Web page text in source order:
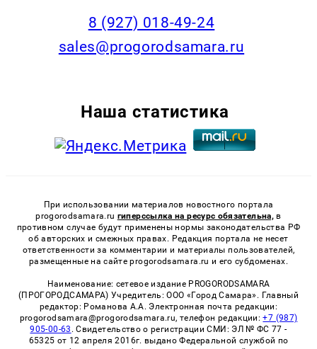
8 (927) 018-49-24
sales@progorodsamara.ru
Наша статистика
При использовании материалов новостного портала
progorodsamara.ru гиперссылка на ресурс обязательна, в
противном случае будут применены нормы законодательства РФ
об авторских и смежных правах. Редакция портала не несет
ответственности за комментарии и материалы пользователей,
размещенные на сайте progorodsamara.ru и его субдоменах.
Наименование: сетевое издание PROGORODSAMARA
(ПРОГОРОДСАМАРА) Учредитель: ООО «Город Самара». Главный
редактор: Романова А.А. Электронная почта редакции:
progorodsamara@progorodsamara.ru, телефон редакции:+7 (987)
905-00-63 . Свидетельство о регистрации СМИ: ЭЛ № ФС 77 -
65325 от 12 апреля 2016г. выдано Федеральной службой по